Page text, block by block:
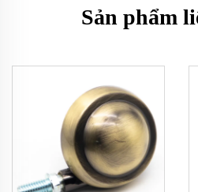
Sản phẩm